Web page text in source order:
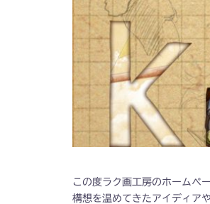
この度ラク画工房のホームペ
構想を温めてきたアイディア